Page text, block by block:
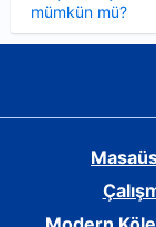
mümkün mü?